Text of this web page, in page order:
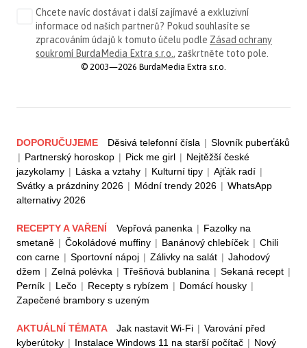
Chcete navíc dostávat i další zajímavé a exkluzivní
informace od našich partnerů? Pokud souhlasíte se
zpracováním údajů k tomuto účelu podle Zásad ochrany
soukromí BurdaMedia Extra s.r.o., zaškrtněte toto pole.
© 2003—2026 BurdaMedia Extra s.r.o.
DOPORUČUJEME Děsivá telefonní čísla | Slovník puberťáků
| Partnerský horoskop | Pick me girl | Nejtěžší české
jazykolamy | Láska a vztahy | Kulturní tipy | Ajťák radí |
Svátky a prázdniny 2026 | Módní trendy 2026 | WhatsApp
alternativy 2026
RECEPTY A VAŘENÍ Vepřová panenka | Fazolky na
smetaně | Čokoládové muffiny | Banánový chlebíček | Chili
con carne | Sportovní nápoj | Zálivky na salát | Jahodový
džem | Zelná polévka | Třešňová bublanina | Sekaná recept |
Perník | Lečo | Recepty s rybízem | Domácí housky |
Zapečené brambory s uzeným
AKTUÁLNÍ TÉMATA Jak nastavit Wi-Fi | Varování před
kyberútoky | Instalace Windows 11 na starší počítač | Nový